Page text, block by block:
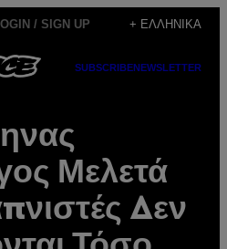
/ SIGN UP + ΕΛΛΗΝΙΚΆ
SUBSCRIBENEWSLETTER
Μελετά
Δεν